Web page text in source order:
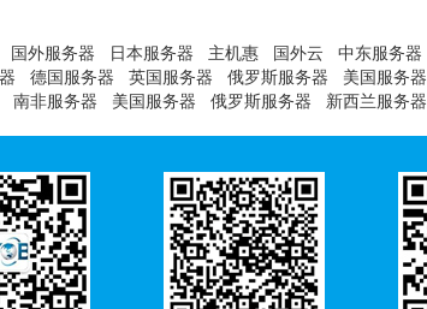
国外服务器 日本服务器 主机惠 国外云 中东服务器
德国服务器 英国服务器 俄罗斯服务器 美国服务器
南非服务器 美国服务器 俄罗斯服务器 新西兰服务器